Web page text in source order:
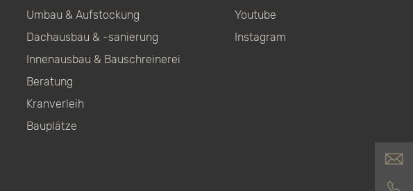
Umbau & Aufstockung
Dachausbau & -sanierung
Innenausbau & Bauschreinerei
Beratung
Kranverleih
Bauplätze
Youtube
Instagram